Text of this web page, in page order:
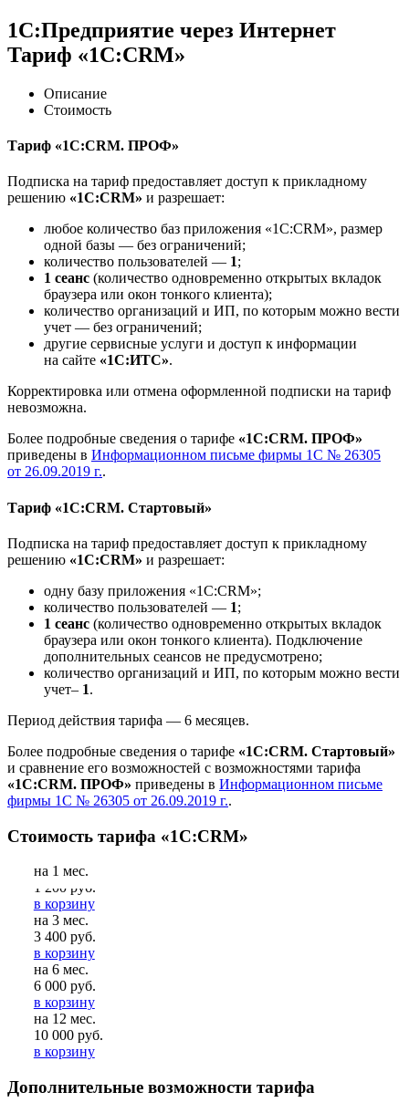
1С:Предприятие через Интернет
Тариф «1С:CRM»
Описание
Стоимость
Тариф «1С:CRM. ПРОФ»
Подписка на тариф предоставляет доступ к прикладному
решению «1C:CRM» и разрешает:
любое количество баз приложения «1С:CRM», размер
одной базы — без ограничений;
количество пользователей — 1;
1 сеанс (количество одновременно открытых вкладок
браузера или окон тонкого клиента);
количество организаций и ИП, по которым можно вести
учет — без ограничений;
другие сервисные услуги и доступ к информации
на сайте «1С:ИТС».
Корректировка или отмена оформленной подписки на тариф
невозможна.
Более подробные сведения о тарифе «1С:CRM. ПРОФ»
приведены в Информационном письме фирмы 1С № 26305
от 26.09.2019 г..
Тариф «1С:CRM. Стартовый»
Подписка на тариф предоставляет доступ к прикладному
решению «1C:CRM» и разрешает:
одну базу приложения «1С:CRM»;
количество пользователей — 1;
1 сеанс (количество одновременно открытых вкладок
браузера или окон тонкого клиента). Подключение
дополнительных сеансов не предусмотрено;
количество организаций и ИП, по которым можно вести
учет– 1.
Период действия тарифа — 6 месяцев.
Более подробные сведения о тарифе «1С:CRM. Стартовый»
и сравнение его возможностей с возможностями тарифа
«1С:CRM. ПРОФ» приведены в Информационном письме
фирмы 1С № 26305 от 26.09.2019 г..
Стоимость тарифа «1С:CRM»
на 1 мес.
1 200 руб.
в корзину
на 3 мес.
3 400 руб.
в корзину
на 6 мес.
6 000 руб.
в корзину
на 12 мес.
10 000 руб.
в корзину
Дополнительные возможности тарифа